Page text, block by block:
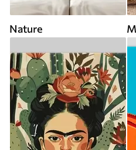
Nature